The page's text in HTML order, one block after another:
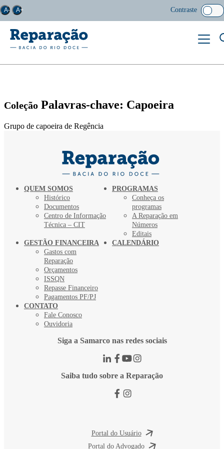
A- A+ Contraste
Coleção Palavras-chave: Capoeira
Grupo de capoeira de Regência
QUEM SOMOS
Histórico
Documentos
Centro de Informação
Técnica – CIT
PROGRAMAS
Conheça os
programas
A Reparação em
Números
Editais
GESTÃO FINANCEIRA
Gastos com
Reparação
Orçamentos
ISSQN
Repasse Financeiro
Pagamentos PF/PJ
CALENDÁRIO
CONTATO
Fale Conosco
Ouvidoria
Siga a Samarco nas redes sociais
Saiba tudo sobre a Reparação
Portal do Usuário
Portal do Advogado